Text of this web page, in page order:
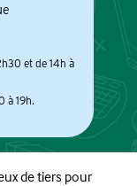
et de 14h à
à 19h.
de tiers pour